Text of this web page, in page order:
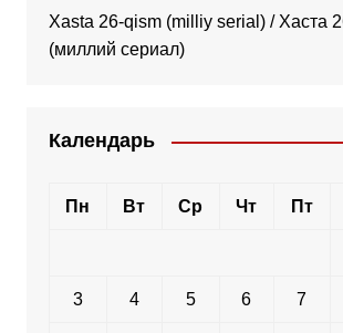
Xasta 26-qism (milliy serial) / Хаста
(миллий сериал)
Календарь
Пн Вт Ср Чт Пт
3 4 5 6 7